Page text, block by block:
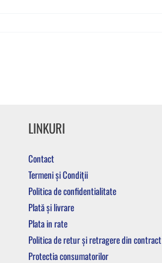
LINKURI
Contact
Termeni și Condiții
Politica de confidentialitate
Plată și livrare
Plata in rate
Politica de retur și retragere din contract
Protectia consumatorilor